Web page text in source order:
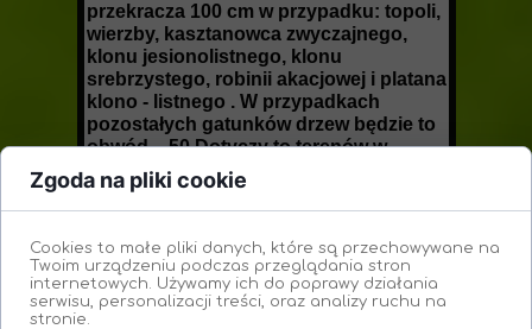
przekracza 100 cm w przypadku: topoli,
wierzby, kasztanowca zwyczajnego,
klonu jesionolistnego, klonu
srebrzystego, robinii akacjowej i platana
klono - listnego . W przypadkach
pozostałych gatunków drzew będzie to
obwód – 50 Dotyczy to terenów w
których osoba prywatna nie jest
właścicielem działki a jedynie
właścicielem wieczystym
Zgoda na pliki cookie
Cookies to małe pliki danych, które są przechowywane na
Twoim urządzeniu podczas przeglądania stron
internetowych. Używamy ich do poprawy działania
serwisu, personalizacji treści, oraz analizy ruchu na
stronie.